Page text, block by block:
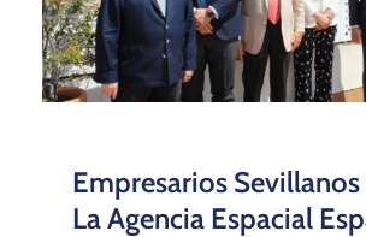
Empresarios
La Agencia Espacial